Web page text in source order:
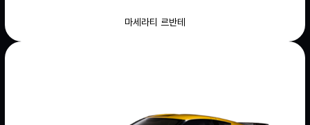
마세라티 르반테